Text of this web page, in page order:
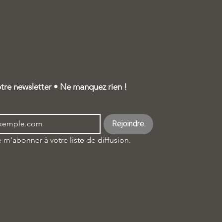
newsletter • Ne manquez rien !
Rejoindre
m'abonner à votre liste de diffusion.